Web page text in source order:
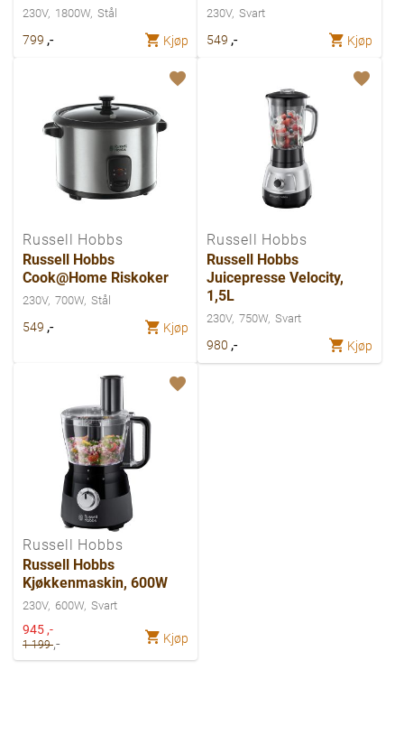
230V 1800W Stål
799 ,- Kjøp
230V Svart
549 ,- Kjøp
Russell Hobbs
Russell Hobbs
Cook@Home Riskoker
230V 700W Stål
549 ,- Kjøp
Russell Hobbs
Russell Hobbs
Juicepresse Velocity,
1,5L
230V 750W Svart
980 ,- Kjøp
Russell Hobbs
Russell Hobbs
Kjøkkenmaskin, 600W
230V 600W Svart
Spesialpris
945 ,-
1 199,- Kjøp